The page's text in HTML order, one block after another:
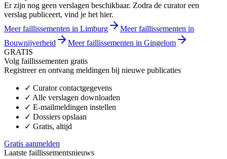
Er zijn nog geen verslagen beschikbaar. Zodra de curator een
verslag publiceert, vind je het hier.
Meer faillissementen in Limburg
Meer faillissementen in
Bouwnijverheid
Meer faillissementen in Gingelom
GRATIS
Volg faillissementen gratis
Registreer en ontvang meldingen bij nieuwe publicaties
✓ Curator contactgegevens
✓ Alle verslagen downloaden
✓ E-mailmeldingen instellen
✓ Dossiers opslaan
✓ Gratis, altijd
Gratis aanmelden
Laatste faillissementsnieuws